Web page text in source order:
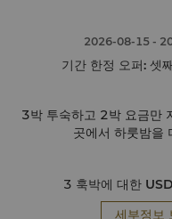
2026-08-15-
기간 한정 오퍼: 셋
3박 투숙하고 2박 요금만
곳에서 하룻밤을
3 훅박에 대한
세부정보